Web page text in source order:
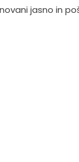
jasno in